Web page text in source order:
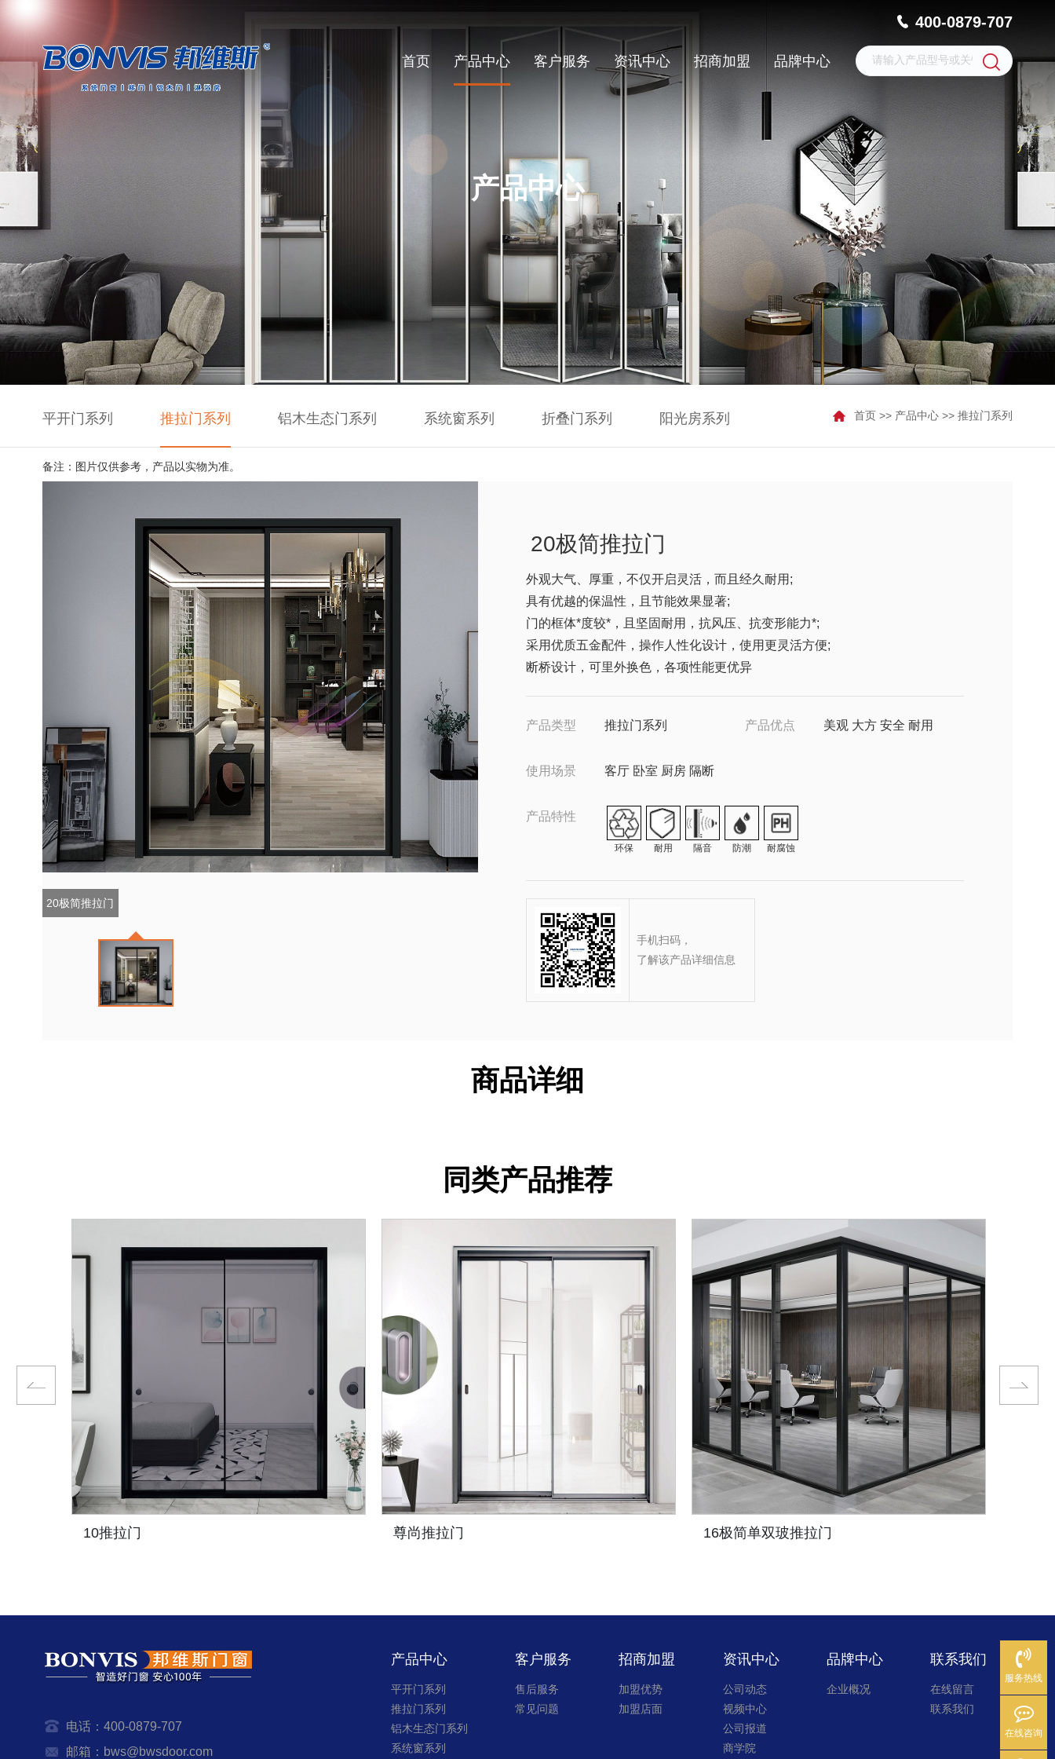
400-0879-707
首页 产品中心 客户服务 资讯中心 招商加盟 品牌中心
产品中心
首页 >> 产品中心 >>推拉门系列
平开门系列 推拉门系列 铝木生态门系列 系统窗系列 折叠门系列 阳光房系列
备注：图片仅供参考，产品以实物为准。
20极简推拉门
20极简推拉门
外观大气、厚重，不仅开启灵活，而且经久耐用;
具有优越的保温性，且节能效果显著;
门的框体*度较*，且坚固耐用，抗风压、抗变形能力*;
采用优质五金配件，操作人性化设计，使用更灵活方便;
断桥设计，可里外换色，各项性能更优异
产品类型 推拉门系列 产品优点 美观 大方 安全 耐用
使用场景 客厅 卧室 厨房 隔断
产品特性
环保 耐用 隔音 防潮 耐腐蚀
手机扫码，
了解该产品详细信息
商品详细
同类产品推荐
尊尚推拉门 16极简单双玻推拉门 静雅推拉门
产品中心
平开门系列
推拉门系列
铝木生态门系列
系统窗系列
客户服务
售后服务
常见问题
招商加盟
加盟优势
加盟店面
资讯中心
公司动态
视频中心
公司报道
商学院
品牌中心
企业概况
联系我们
在线留言
联系我们
电话：400-0879-707
邮箱：bws@bwsdoor.com
服务热线
在线咨询